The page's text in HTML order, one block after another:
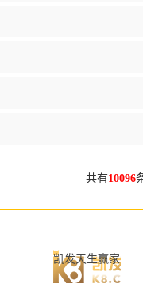
共有10096
凯发天生赢家